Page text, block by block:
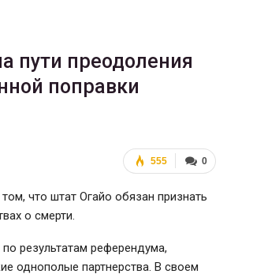
пути преодоления
поправки
0
555
что штат Огайо обязан признать
о смерти.
результатам референдума,
однополые партнерства. В своем